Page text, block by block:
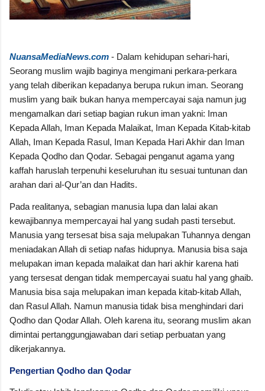
NuansaMediaNews.com - Dalam kehidupan sehari-hari,
Seorang muslim wajib baginya mengimani perkara-perkara
yang telah diberikan kepadanya berupa rukun iman. Seorang
muslim yang baik bukan hanya mempercayai saja namun jug
mengamalkan dari setiap bagian rukun iman yakni: Iman
Kepada Allah, Iman Kepada Malaikat, Iman Kepada Kitab-kitab
Allah, Iman Kepada Rasul, Iman Kepada Hari Akhir dan Iman
Kepada Qodho dan Qodar. Sebagai penganut agama yang
kaffah haruslah terpenuhi keseluruhan itu sesuai tuntunan dan
arahan dari al-Qur’an dan Hadits.
Pada realitanya, sebagian manusia lupa dan lalai akan
kewajibannya mempercayai hal yang sudah pasti tersebut.
Manusia yang tersesat bisa saja melupakan Tuhannya dengan
meniadakan Allah di setiap nafas hidupnya. Manusia bisa saja
melupakan iman kepada malaikat dan hari akhir karena hati
yang tersesat dengan tidak mempercayai suatu hal yang ghaib.
Manusia bisa saja melupakan iman kepada kitab-kitab Allah,
dan Rasul Allah. Namun manusia tidak bisa menghindari dari
Qodho dan Qodar Allah. Oleh karena itu, seorang muslim akan
dimintai pertanggungjawaban dari setiap perbuatan yang
dikerjakannya.
Pengertian Qodho dan Qodar